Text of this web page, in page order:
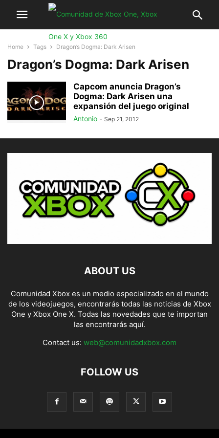
Home Tags Dragon’s Dogma: Dark Arisen
Dragon’s Dogma: Dark Arisen
Capcom anuncia Dragon’s
Dogma: Dark Arisen una
expansión del juego original
Antonio - Sep 21, 2012
ABOUT US
Comunidad Xbox es un medio especializado en el mundo
de los videojuegos, encontrarás todas las noticias de Xbox
One y Xbox One X. Todas las novedades que te importan
las encontrarás aquí.
Contact us: web@comunidadxbox.com
FOLLOW US